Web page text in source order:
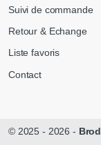
Suivi de commande
Retour & Echange
Liste favoris
Contact
© 2025 - 2026 -